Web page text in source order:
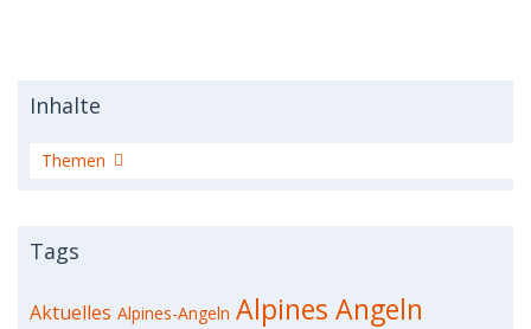
Inhalte
Artikel
Themen
Tags
Aktuelles Alpines-Angeln Alpines Angeln